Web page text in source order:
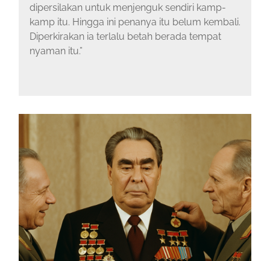
dipersilakan untuk menjenguk sendiri kamp-
kamp itu. Hingga ini penanya itu belum kembali.
Diperkirakan ia terlalu betah berada tempat
nyaman itu.”